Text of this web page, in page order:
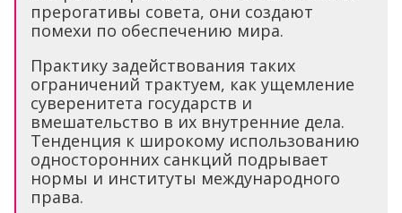
прерогативы совета, они создают
помехи по обеспечению мира.
Практику задействования таких
ограничений трактуем, как ущемление
суверенитета государств и
вмешательство в их внутренние дела.
Тенденция к широкому использованию
односторонних санкций подрывает
нормы и институты международного
права.